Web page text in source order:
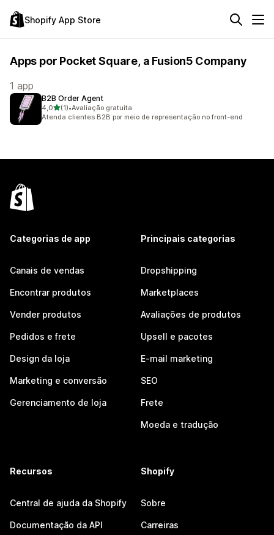
Shopify App Store
Apps por Pocket Square, a Fusion5 Company
1 app
B2B Order Agent
4,0de 5 estrelas
(1)
1 avaliações ao todo
•Avaliação gratuita
Atenda clientes B2B por meio de representação no front-end
Categorias de app
Canais de vendas
Encontrar produtos
Vender produtos
Pedidos e frete
Design da loja
Marketing e conversão
Gerenciamento de loja
Principais categorias
Dropshipping
Marketplaces
Avaliações de produtos
Upsell e pacotes
E-mail marketing
SEO
Frete
Moeda e tradução
Recursos
Central de ajuda da Shopify
Documentação da API
Shopify
Sobre
Carreiras